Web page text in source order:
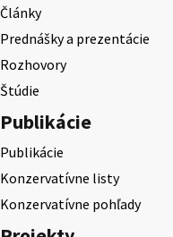
Články
Prednášky a prezentácie
Rozhovory
Štúdie
Publikácie
Publikácie
Konzervatívne listy
Konzervatívne pohľady